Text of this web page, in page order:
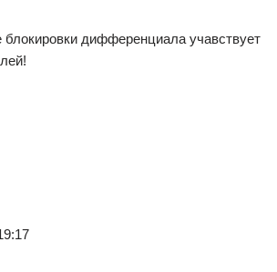
блокировки дифференциала учавствует